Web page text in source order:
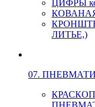
ЦИФРЫ
ЛИТЬЕ,)
07.